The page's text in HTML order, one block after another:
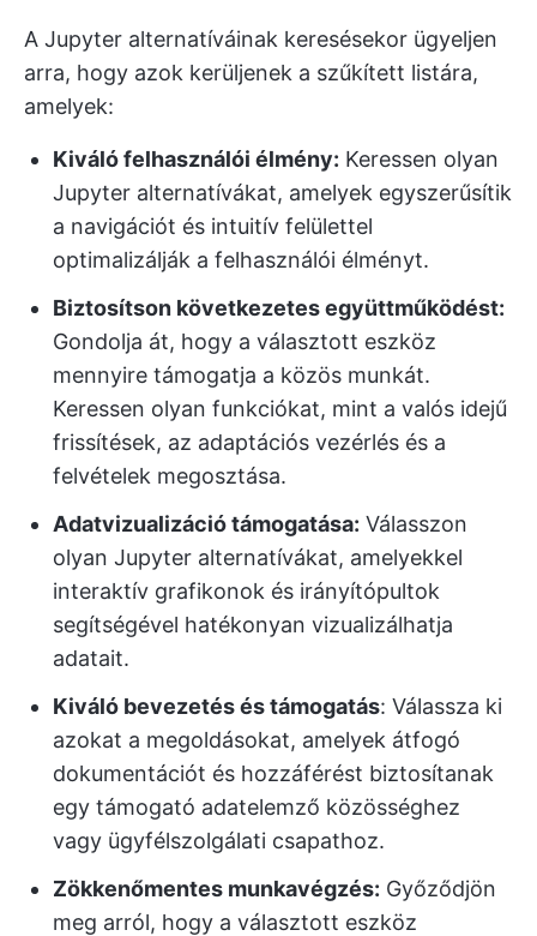
A Jupyter alternatíváinak keresésekor ügyeljen
arra, hogy azok kerüljenek a szűkített listára,
amelyek:
Kiváló felhasználói élmény: Keressen olyan
Jupyter alternatívákat, amelyek egyszerűsítik
a navigációt és intuitív felülettel
optimalizálják a felhasználói élményt.
Biztosítson következetes együttműködést:
Gondolja át, hogy a választott eszköz
mennyire támogatja a közös munkát.
Keressen olyan funkciókat, mint a valós idejű
frissítések, az adaptációs vezérlés és a
felvételek megosztása.
Adatvizualizáció támogatása: Válasszon
olyan Jupyter alternatívákat, amelyekkel
interaktív grafikonok és irányítópultok
segítségével hatékonyan vizualizálhatja
adatait.
Kiváló bevezetés és támogatás: Válassza ki
azokat a megoldásokat, amelyek átfogó
dokumentációt és hozzáférést biztosítanak
egy támogató adatelemző közösséghez
vagy ügyfélszolgálati csapathoz.
Zökkenőmentes munkavégzés: Győződjön
meg arról, hogy a választott eszköz